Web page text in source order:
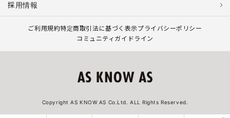
採用情報
ご利用規約特定商取引法に基づく表示プライバシーポリシー
コミュニティガイドライン
Copyright AS KNOW AS Co.Ltd. ALL Rights Reserved.